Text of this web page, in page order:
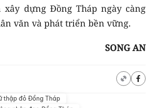
xây dựng Đồng Tháp ngày càng
văn và phát triển bền vững.
SONG AN
thập đỏ Đồng Tháp